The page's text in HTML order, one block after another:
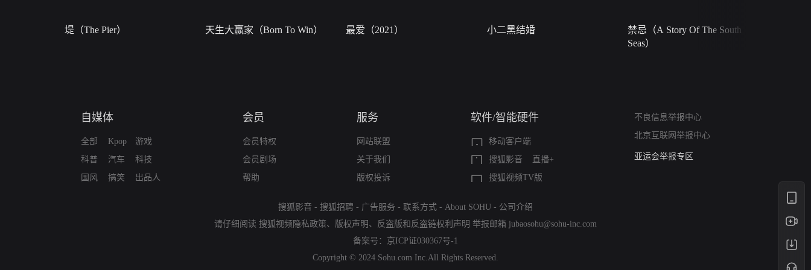
堤（The Pier） 天生大赢家（Born To Win） 最爱（2021） 小二黑结婚
禁忌（A Story Of The South
Seas）
自媒体
全部
科普
国风
Kpop
汽车
搞笑
游戏
科技
出品人
会员
会员特权
会员剧场
帮助
服务
网站联盟
关于我们
版权投诉
软件/智能硬件
移动客户端
搜狐影音
直播+
搜狐视频TV版
不良信息举报中心
北京互联网举报中心
算法推荐专项举报
亚运会举报专区
搜狐影音 - 搜狐招聘 - 广告服务 - 联系方式 - About SOHU - 公司介绍
请仔细阅读 搜狐视频隐私政策、 版权声明 、 反盗版和反盗链权利声明 举报邮箱 jubaosohu@sohu-inc.com
备案号： 京ICP证030367号-1
Copyright © 2024 Sohu.com Inc.All Rights Reserved.